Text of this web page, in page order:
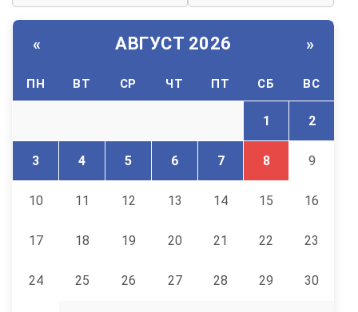
« АВГУСТ 2026 »
ПН ВТ СР ЧТ ПТ СБ ВС
1 2
3 4 5 6 7 8 9
10 11 12 13 14 15 16
17 18 19 20 21 22 23
24 25 26 27 28 29 30